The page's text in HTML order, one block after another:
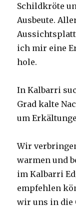
Schildkröte
Ausbeute.
ich mir eine
hole.
In Kalbarri
Grad kalte
um
Wir
warmen und
im Kalbarri
empfehlen
wir uns in die